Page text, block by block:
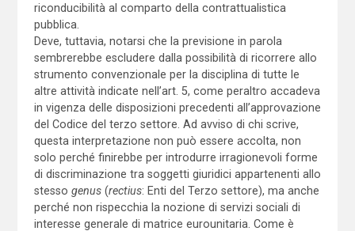
riconducibilità al comparto della contrattualistica
pubblica.
Deve, tuttavia, notarsi che la previsione in parola
sembrerebbe escludere dalla possibilità di ricorrere allo
strumento convenzionale per la disciplina di tutte le
altre attività indicate nell’art. 5, come peraltro accadeva
in vigenza delle disposizioni precedenti all’approvazione
del Codice del terzo settore. Ad avviso di chi scrive,
questa interpretazione non può essere accolta, non
solo perché finirebbe per introdurre irragionevoli forme
di discriminazione tra soggetti giuridici appartenenti allo
stesso genus(rectius: Enti del Terzo settore), ma anche
perché non rispecchia la nozione di servizi sociali di
interesse generale di matrice eurounitaria. Come è